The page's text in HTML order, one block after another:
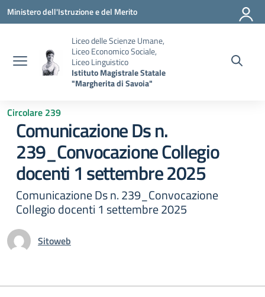
Vai ai contenuti
Vai al menu di navigazione
Vai al footer
Ministero dell'Istruzione e del Merito
Liceo delle Scienze Umane,
Liceo Economico Sociale,
Liceo Linguistico
Istituto Magistrale Statale
"Margherita di Savoia"
Circolare 239
Comunicazione Ds n.
239_Convocazione Collegio
docenti 1 settembre 2025
Comunicazione Ds n. 239_Convocazione
Collegio docenti 1 settembre 2025
Sitoweb